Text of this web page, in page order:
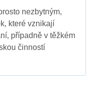
nezbytným,
které vznikají
případně v těžkém
činností